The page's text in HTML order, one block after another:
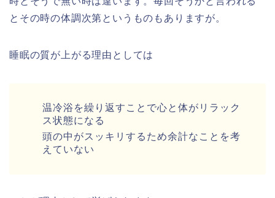
とその時の体調次第というものもありますが。
睡眠の質が上がる理由としては
温冷浴を繰り返すことで心と体がリラック
ス状態になる
頭の中がスッキリするため余計なことを考
えていない